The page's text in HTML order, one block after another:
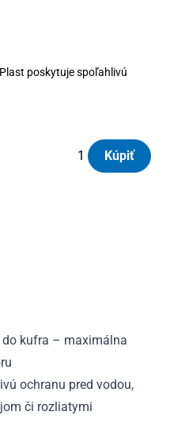
poskytuje spoľahlivú
Kúpiť
do kufra – maximálna
ochranu pred vodou,
či rozliatymi